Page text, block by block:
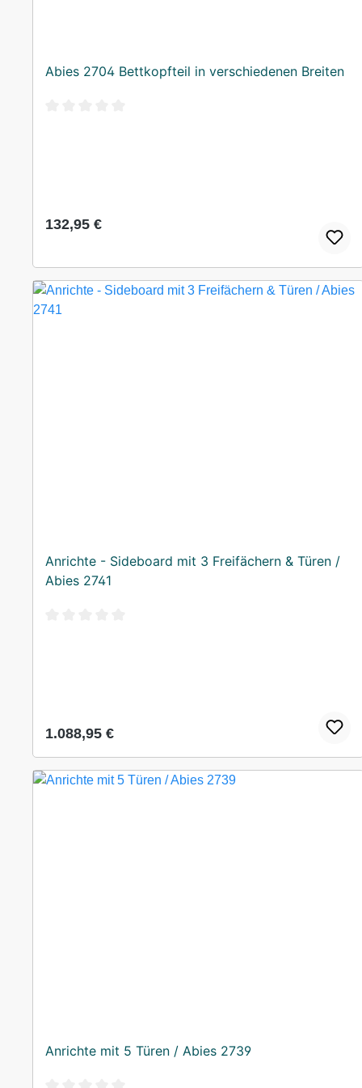
Abies 2704 Bettkopfteil in verschiedenen Breiten
Regulärer Preis:
132,95 €
Anrichte - Sideboard mit 3 Freifächern & Türen /
Abies 2741
Regulärer Preis:
1.088,95 €
Anrichte mit 5 Türen / Abies 2739